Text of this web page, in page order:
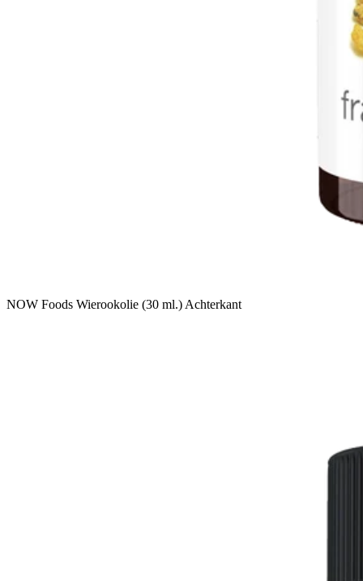
NOW Foods Wierookolie (30 ml.) Achterkant